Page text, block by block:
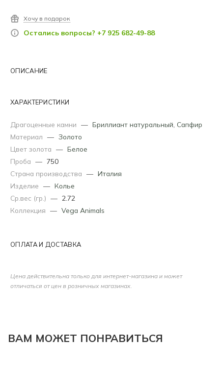
Хочу в подарок
Остались вопросы? +7 925 682-49-88
ОПИСАНИЕ
ХАРАКТЕРИСТИКИ
Драгоценные камни — Бриллиант натуральный Сапфир
Материал — Золото
Цвет золота — Белое
Проба — 750
Страна производства — Италия
Изделие — Колье
Ср.вес (гр.) — 2.72
Коллекция — Vega Animals
ОПЛАТА И ДОСТАВКА
Цена действительна только для интернет-магазина и может
отличаться от цен в розничных магазинах.
ВАМ МОЖЕТ ПОНРАВИТЬСЯ